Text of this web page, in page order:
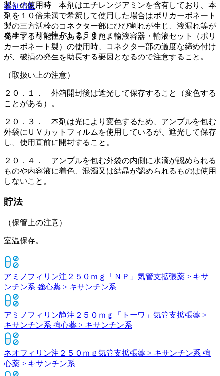
薬剤情報
ネオフィリン注ＰＬ２５０ｍｇ
製）の使用時：本剤はエチレンジアミンを含有しており、本
剤を１０倍未満で希釈して使用した場合はポリカーボネート
製の三方活栓のコネクター部にひび割れが生じ、液漏れ等が
発生する可能性がある。また、輸液容器・輸液セット（ポリ
カーボネート製）の使用時、コネクター部の過度な締め付け
が、破損の発生を助長する要因となるので注意すること。
（取扱い上の注意）
２０．１． 外箱開封後は遮光して保存すること（変色する
ことがある）。
２０．３． 本剤は光により変色するため、アンプルを包む
外袋にＵＶカットフィルムを使用しているが、遮光して保存
し、使用直前に開封すること。
２０．４． アンプルを包む外袋の内側に水滴が認められる
ものや内容液に着色、混濁又は結晶が認められるものは使用
しないこと。
貯法
（保管上の注意）
室温保存。
アミノフィリン注２５０ｍｇ「ＮＰ」 気管支拡張薬 > キサ
ンチン系 強心薬 > キサンチン系
アミノフィリン静注２５０ｍｇ「トーワ」 気管支拡張薬 >
キサンチン系 強心薬 > キサンチン系
ネオフィリン注２５０ｍｇ 気管支拡張薬 > キサンチン系 強
心薬 > キサンチン系